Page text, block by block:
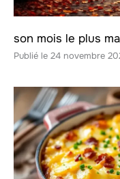
son mois le plus
24 novembre